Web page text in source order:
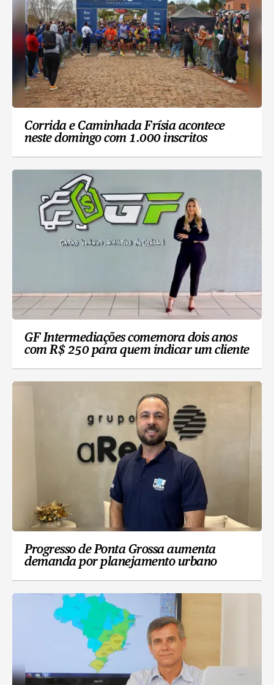
Corrida e Caminhada Frísia acontece
neste domingo com 1.000 inscritos
GF Intermediações comemora dois anos
com R$ 250 para quem indicar um cliente
Progresso de Ponta Grossa aumenta
demanda por planejamento urbano